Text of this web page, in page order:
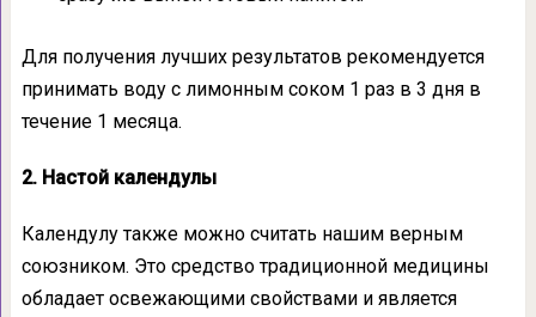
Для получения лучших результатов рекомендуется
принимать воду с лимонным соком 1 раз в 3 дня в
течение 1 месяца.
2. Настой календулы
Календулу также можно считать нашим верным
союзником. Это средство традиционной медицины
обладает освежающими свойствами и является